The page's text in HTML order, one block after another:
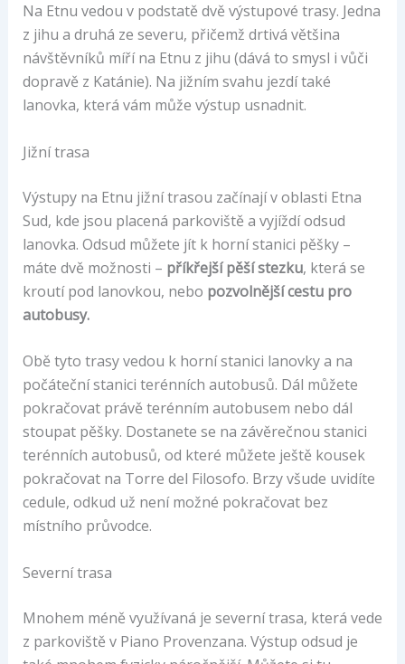
Na Etnu vedou v podstatě dvě výstupové trasy. Jedna
z jihu a druhá ze severu, přičemž drtivá většina
návštěvníků míří na Etnu z jihu (dává to smysl i vůči
dopravě z Katánie). Na jižním svahu jezdí také
lanovka, která vám může výstup usnadnit.
Jižní trasa
Výstupy na Etnu jižní trasou začínají v oblasti Etna
Sud, kde jsou placená parkoviště a vyjíždí odsud
lanovka. Odsud můžete jít k horní stanici pěšky –
máte dvě možnosti – příkřejší pěší stezku, která se
kroutí pod lanovkou, nebo pozvolnější cestu pro
autobusy.
Obě tyto trasy vedou k horní stanici lanovky a na
počáteční stanici terénních autobusů. Dál můžete
pokračovat právě terénním autobusem nebo dál
stoupat pěšky. Dostanete se na závěrečnou stanici
terénních autobusů, od které můžete ještě kousek
pokračovat na Torre del Filosofo. Brzy všude uvidíte
cedule, odkud už není možné pokračovat bez
místního průvodce.
Severní trasa
Mnohem méně využívaná je severní trasa, která vede
z parkoviště v Piano Provenzana. Výstup odsud je